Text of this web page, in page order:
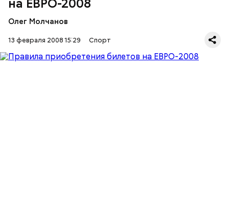
на ЕВРО-2008
Олег Молчанов
13 февраля 2008 15:29 Спорт